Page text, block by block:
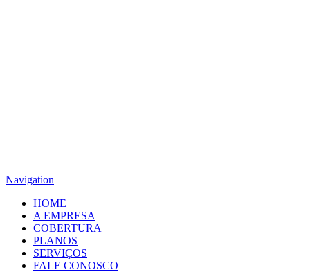
Navigation
HOME
A EMPRESA
COBERTURA
PLANOS
SERVIÇOS
FALE CONOSCO